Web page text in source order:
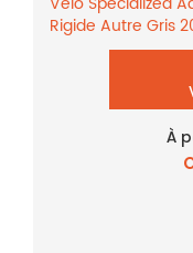
Rigide Autre Gris
À